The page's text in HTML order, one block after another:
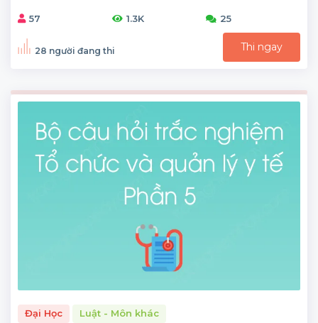
57 1.3K 25
28 người đang thi Thi ngay
Đại Học Luật - Môn khác